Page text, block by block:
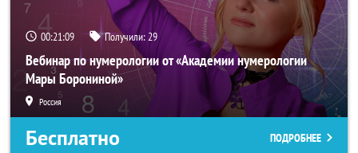
00:21:06 Получили:29
Вебинар по нумерологии от «Академии нумерологии
Мары Борониной»
Россия
Бесплатно ПОДРОБНЕЕ